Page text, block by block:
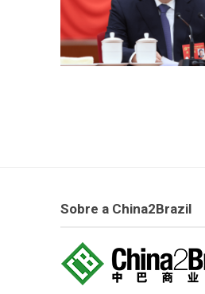
Sobre a China2Brazil